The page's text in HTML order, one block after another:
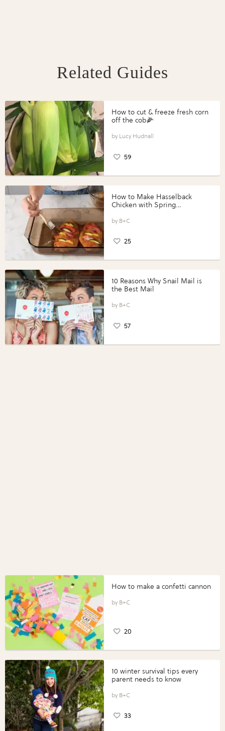
Related Guides
How to cut & freeze fresh corn
off the cob🌽
Lucy Hudnall
59
How to Make Hasselback
Chicken with Spring
Perfect Portions®
B+C
25
10 Reasons Why Snail Mail is
the Best Mail
B+C
57
How to make a confetti cannon
B+C
20
10 winter survival tips every
parent needs to know
B+C
33